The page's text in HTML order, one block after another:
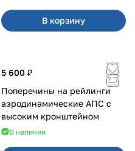
В корзину
5 600 ₽
Поперечины на рейлинги
аэродинамические АПС с
высоким кронштейном
В наличии